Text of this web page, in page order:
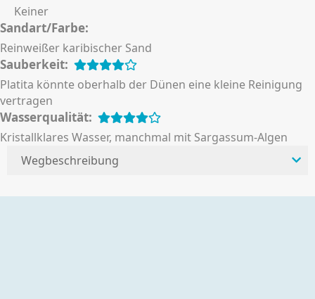
Keiner
Sandart/Farbe:
Reinweißer karibischer Sand
Sauberkeit:
Platita könnte oberhalb der Dünen eine kleine Reinigung
vertragen
Wasserqualität:
Kristallklares Wasser, manchmal mit Sargassum-Algen
Wegbeschreibung